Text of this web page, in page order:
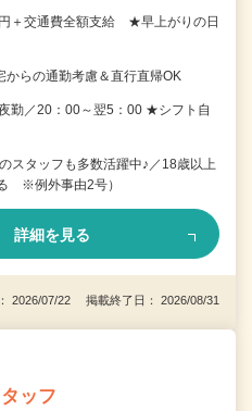
＋交通費全額支給 ★早上がりの日
らの通勤考慮＆直行直帰OK
勤／20：00～翌5：00 ★シフト自
スタッフも多数活躍中♪／18歳以上
※例外事由2号）
詳細を見る
2026/07/22 掲載終了日： 2026/08/31
ッフ